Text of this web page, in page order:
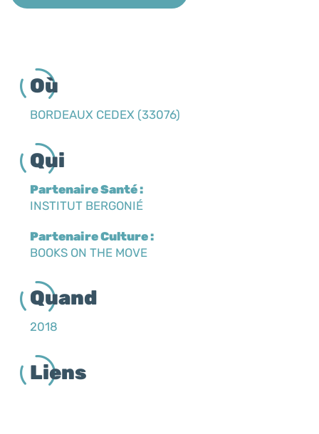
Où
BORDEAUX CEDEX (33076)
Qui
Partenaire Santé :
INSTITUT BERGONIÉ
Partenaire Culture :
BOOKS ON THE MOVE
Quand
2018
Liens